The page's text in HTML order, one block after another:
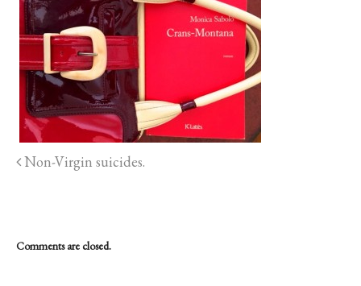
Non-Virgin suicides.
Comments are closed.